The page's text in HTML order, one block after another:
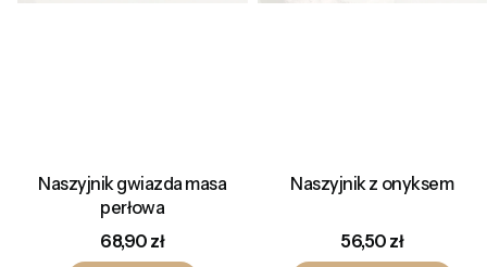
Naszyjnik gwiazda masa
perłowa
Cena
68,90 zł
Naszyjnik z onyksem
Cena
56,50 zł